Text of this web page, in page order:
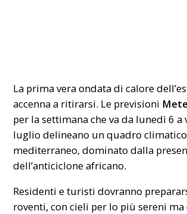
La prima vera ondata di calore
accenna a ritirarsi. Le previsioni
per la settimana che va da lunedì 6 a
luglio delineano un quadro
mediterraneo, dominato dalla
dell’anticiclone africano.
Residenti e turisti dovranno
roventi, con cieli per lo più sereni ma